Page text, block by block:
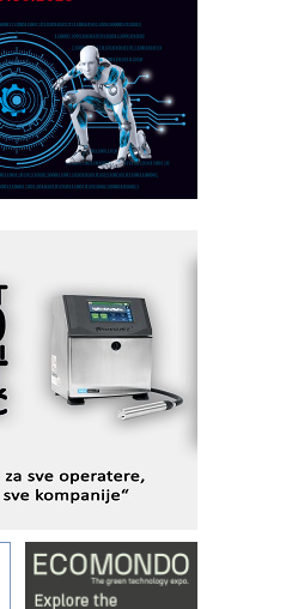
standard metrologije
Robotika vođena
operator PANEL-OM
rešenja za
i logističke
preciznosti u
dozirnim
koje
– japanska
fluida